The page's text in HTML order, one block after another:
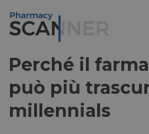
Perché il
può più
millennials